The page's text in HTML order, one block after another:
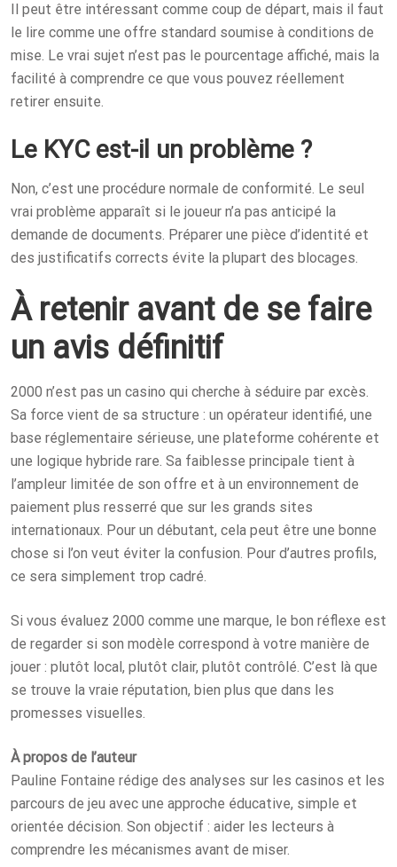
Il peut être intéressant comme coup de départ, mais il faut
le lire comme une offre standard soumise à conditions de
mise. Le vrai sujet n’est pas le pourcentage affiché, mais la
facilité à comprendre ce que vous pouvez réellement
retirer ensuite.
Le KYC est-il un problème ?
Non, c’est une procédure normale de conformité. Le seul
vrai problème apparaît si le joueur n’a pas anticipé la
demande de documents. Préparer une pièce d’identité et
des justificatifs corrects évite la plupart des blocages.
À retenir avant de se faire
un avis définitif
2000 n’est pas un casino qui cherche à séduire par excès.
Sa force vient de sa structure : un opérateur identifié, une
base réglementaire sérieuse, une plateforme cohérente et
une logique hybride rare. Sa faiblesse principale tient à
l’ampleur limitée de son offre et à un environnement de
paiement plus resserré que sur les grands sites
internationaux. Pour un débutant, cela peut être une bonne
chose si l’on veut éviter la confusion. Pour d’autres profils,
ce sera simplement trop cadré.
Si vous évaluez 2000 comme une marque, le bon réflexe est
de regarder si son modèle correspond à votre manière de
jouer : plutôt local, plutôt clair, plutôt contrôlé. C’est là que
se trouve la vraie réputation, bien plus que dans les
promesses visuelles.
À propos de l’auteur
Pauline Fontaine rédige des analyses sur les casinos et les
parcours de jeu avec une approche éducative, simple et
orientée décision. Son objectif : aider les lecteurs à
comprendre les mécanismes avant de miser.